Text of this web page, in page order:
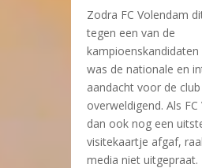
Zodra FC Volendam
tegen een van de
kampioenskandidaten
was de nationale en
aandacht voor de club
overweldigend. Als
dan ook nog een
visitekaartje afgaf,
media niet uitgepraat.